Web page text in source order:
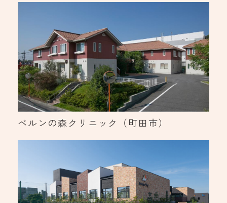
ベルンの森クリニック（町田市）